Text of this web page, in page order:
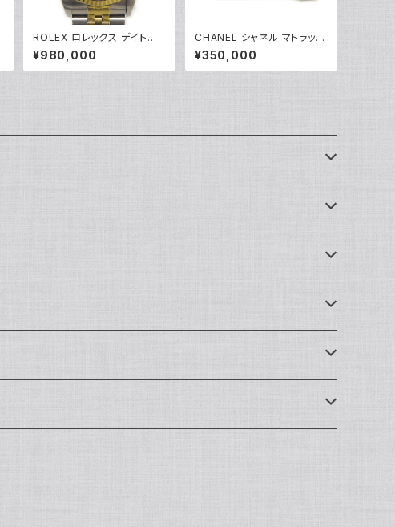
ROLEX ロレックス デイトジ
ャスト 68273 L番 自動巻き
ゴールド文字盤 Y05283
¥980,000
CHANEL シャネル マトラッセ
チェーンクラッチショルダーバ
ッグ キャビアスキン ココマー
ク ブラック AP2831 Y05223
¥350,000